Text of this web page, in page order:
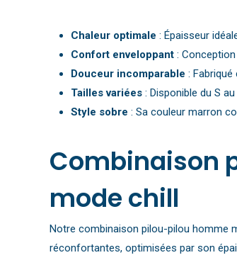
Chaleur optimale : Épaisseur
Confort enveloppant :
Douceur incomparable :
Tailles variées : Disponible du S
Style sobre : Sa couleur marron
Combinaison
mode chill
Notre combinaison pilou-pilou homme
réconfortantes, optimisées par son